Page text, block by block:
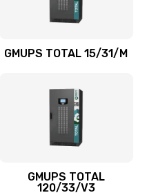
GMUPS TOTAL 15/31/M
GMUPS TOTAL
120/33/V3